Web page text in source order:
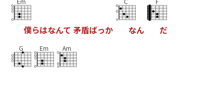
僕らはなんて 矛盾ばっか なん だ
G Em Am